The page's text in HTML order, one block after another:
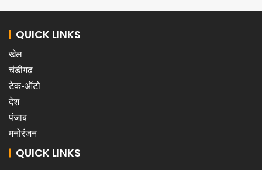
QUICK LINKS
खेल
चंडीगढ़
टेक-ऑटो
देश
पंजाब
मनोरंजन
QUICK LINKS